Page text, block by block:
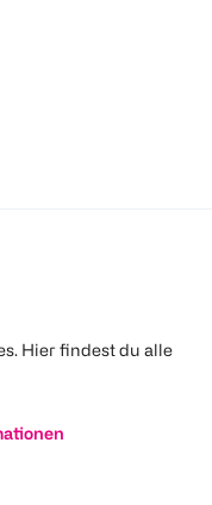
Hier findest du alle